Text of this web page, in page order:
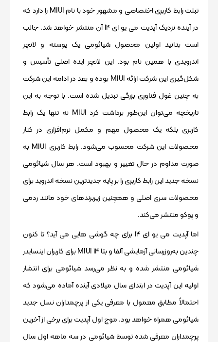
تبلت رابط کاربری اختصاصی و مشهور خود با نام MIUI را دارد که
در آینده نزدیک آپدیت می یو ای 14 آن منتشر خواهد شد. جالب
است بدانید اولین محصول شیائومی یک پوسته و لانچر
اندرویدی با همین نام بود. این لانچر ایده اصلی تأسیس و
شکل‌گیری این شرکت ارائه MIUI بوده و بعد در ادامه این شرکت
به چنین غول فناوری بزرگی تبدیل شده است. با توجه به این
تاریخچه می‌توان این‌طور برداشت کرد MIUI نه تنها یک رابط
کاربری بلکه یک محصول مهم و مکمل نرم‌افزاری در کنار
محصولات این شرکت محسوب می‌شود. رابط کاربری MIUI به
صورت مداوم در حال تغییر و بهبود است. هر سال شیائومی
نسخه جدید این رابط کاربری را بر پایه جدیدترین نسخه اندروید برای
محصولات سری اصلی و همچنین زیربرندهای خود مانند ردمی
و پوکو منتشر می‌کند.
اما آپدیت می یو ای 14 برای چه گوشی هایی می آید؟ تا کنون
چندین به‌روزرسانی آزمایشی آلفا و بتا MIUI 14 برای کاربران اینسایدر
شیائومی منتشر شده و به نظر می‌رسد شیائومی برای انتشار
اولیه این آپدیت در ابتدای سال میلادی آینده آماده می‌شود که
احتمالاً مطابق معمول با معرفی یکی از پرچمداران نسل جدید
شیائومی همراه خواهد بود. موج اول آپدیت برای برخی از آخرین
پرچمداران معرفی شده توسط شیائومی در سه ماهه اول سال